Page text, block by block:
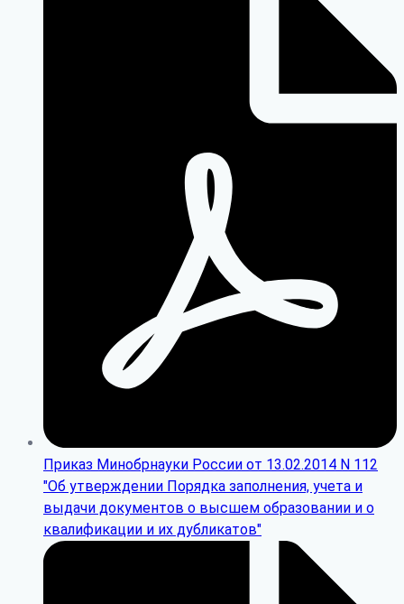
Приказ Минобрнауки России от 13.02.2014 N 112
"Об утверждении Порядка заполнения, учета и
выдачи документов о высшем образовании и о
квалификации и их дубликатов"